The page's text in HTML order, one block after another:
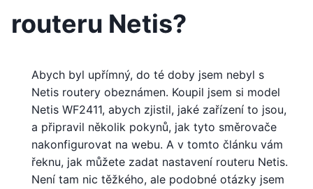
routeru Netis?
Abych byl upřímný, do té doby jsem nebyl s
Netis routery obeznámen. Koupil jsem si model
Netis WF2411, abych zjistil, jaké zařízení to jsou,
a připravil několik pokynů, jak tyto směrovače
nakonfigurovat na webu. A v tomto článku vám
řeknu, jak můžete zadat nastavení routeru Netis.
Není tam nic těžkého, ale podobné otázky jsem